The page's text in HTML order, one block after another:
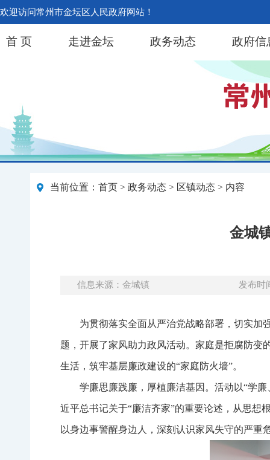
欢迎访问常州市金坛区人民政府网站！
首 页 走进金坛 政务动态 政府信
当前位置： 首页 > 政务动态 > 区镇动态 > 内容
金城
信息来源：金城镇 发布时
为贯彻落实全面从严治党战略部署，切实加
题，开展了家风助力政风活动。家庭是拒腐防变
生活，筑牢基层廉政建设的“家庭防火墙”。
学廉思廉践廉，厚植廉洁基因。活动以“学
近平总书记关于“廉洁齐家”的重要论述，从思想
以身边事警醒身边人，深刻认识家风失守的严重